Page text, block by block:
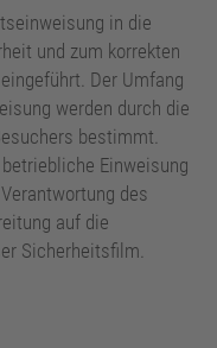
in die
und zum korrekten
Der Umfang
werden durch die
bestimmt.
Einweisung
des
auf die
Sicherheitsfilm.